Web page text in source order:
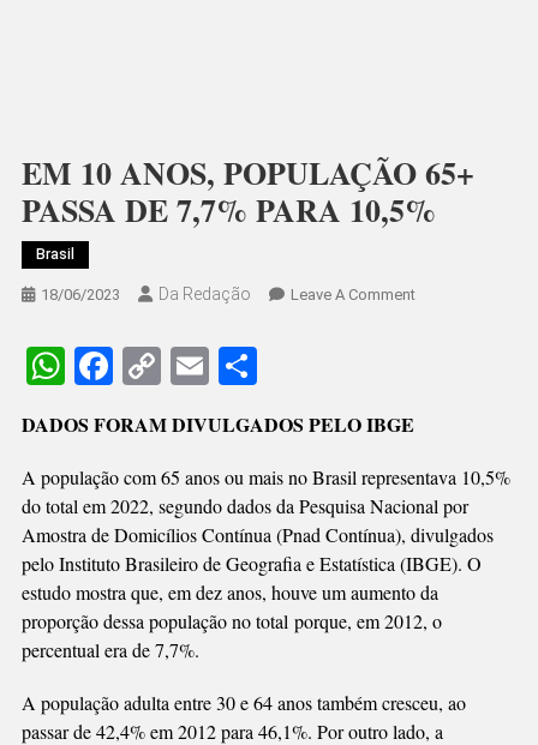
EM 10 ANOS, POPULAÇÃO 65+
PASSA DE 7,7% PARA 10,5%
Brasil
18/06/2023 Da Redação Leave A CommentOn
DE
7,7%
PARA
10,5%
WhatsApp
Facebook
CopyEmailShare
DADOS FORAM DIVULGADOS PELO IBGE
A população com 65 anos ou mais no Brasil representava 10,5%
do total em 2022, segundo dados da Pesquisa Nacional por
Amostra de Domicílios Contínua (Pnad Contínua), divulgados
pelo Instituto Brasileiro de Geografia e Estatística (IBGE). O
estudo mostra que, em dez anos, houve um aumento da
proporção dessa população no total porque, em 2012, o
percentual era de 7,7%.
A população adulta entre 30 e 64 anos também cresceu, ao
passar de 42,4% em 2012 para 46,1%. Por outro lado, a